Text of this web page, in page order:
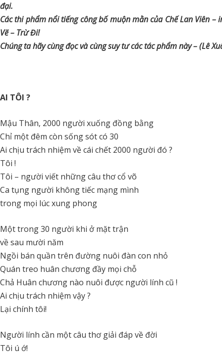
đại.
Các thi phẩm nổi tiếng công bố muộn mằn của Chế Lan Viên
Vẽ – Trừ Đi!
Chúng ta hãy cùng đọc và cùng suy tư các tác phẩm này – (Lê
AI TÔI ?
Mậu Thân, 2000 người xuống đồng bằng
Chỉ một đêm còn sống sót có 30
Ai chịu trách nhiệm về cái chết 2000 người đó ?
Tôi !
Tôi – người viết những câu thơ cổ võ
Ca tụng người không tiếc mạng mình
trong mọi lúc xung phong
Một trong 30 người khi ở mặt trận
về sau mười năm
Ngồi bán quần trên đường nuôi đàn con nhỏ
Quán treo huân chương đầy mọi chỗ
Chả Huân chương nào nuôi được người lính cũ !
Ai chịu trách nhiệm vậy ?
Lại chính tôi!
Người lính cần một câu thơ giải đáp về đời
Tôi ú ớ!